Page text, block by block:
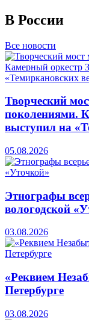
В России
Все новости
Творческий
поколениями.
выступил на
05.08.2026
Этнографы
вологодской
03.08.2026
«Реквием
Петербурге
03.08.2026